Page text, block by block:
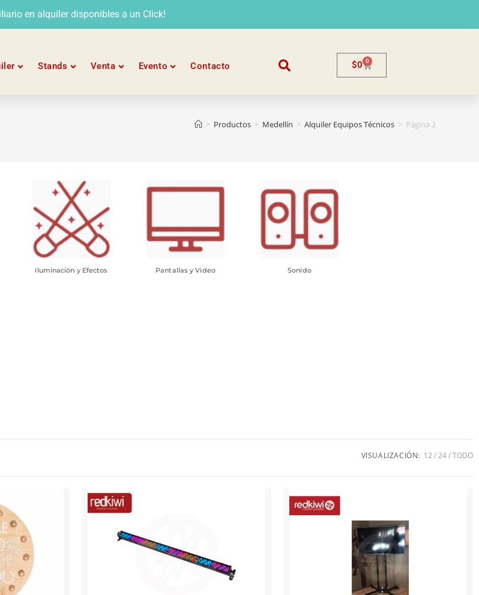
en alquiler disponibles a un Click!
Stands Venta Evento Contacto $0 0
> Productos > Medellín > Alquiler Equipos Técnicos > Página 2
Iluminación y Efectos Pantallas y Video Sonido
VISUALIZACIÓN: 12 24 TODO